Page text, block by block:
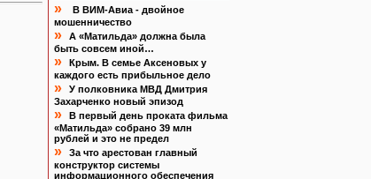
»
В ВИМ-Авиа - двойное
мошенничество
»
А «Матильда» должна была
быть совсем иной…
»
Крым. В семье Аксеновых у
каждого есть прибыльное дело
»
У полковника МВД Дмитрия
Захарченко новый эпизод
»
В первый день проката фильма
«Матильда» собрано 39 млн
рублей и это не предел
»
За что арестован главный
конструктор системы
информационного обеспечения